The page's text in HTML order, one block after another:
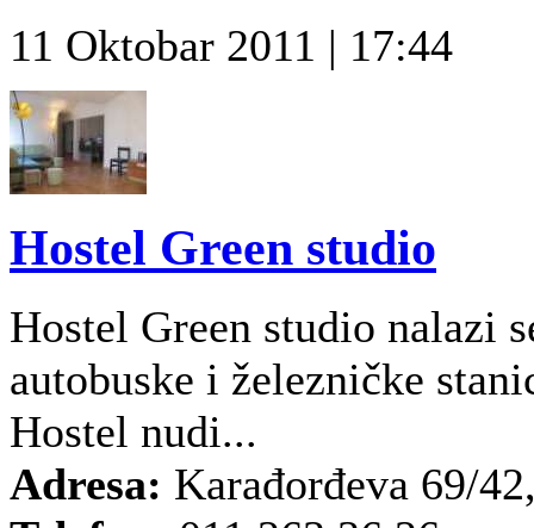
11 Oktobar 2011 | 17:44
Hostel Green studio
Hostel Green studio nalazi
autobuske i železničke
Hostel nudi...
Adresa: Karađorđeva 69/